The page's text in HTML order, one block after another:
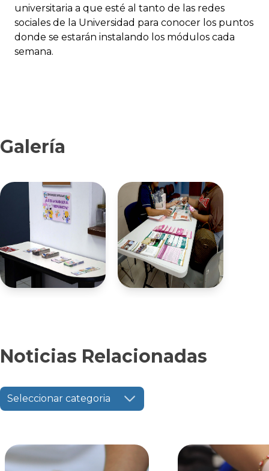
universitaria a que esté al tanto de las redes
sociales de la Universidad para conocer los puntos
donde se estarán instalando los módulos cada
semana.
Galería
Noticias Relacionadas
Seleccionar categoria